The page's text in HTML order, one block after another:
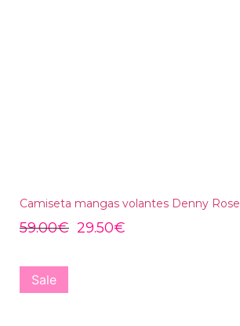
Camiseta mangas volantes Denny Rose
59.00€ 29.50€
Sale